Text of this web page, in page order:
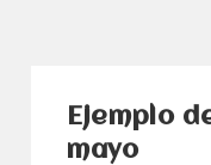
Ejemplo
mayo